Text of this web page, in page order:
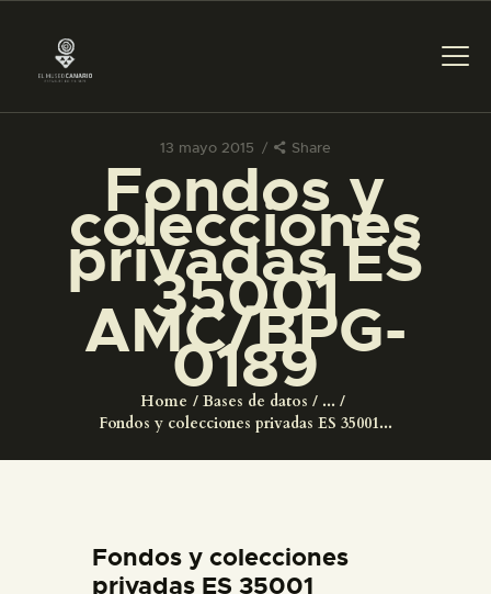
13 mayo 2015 Share
Fondos y
colecciones
privadas ES
35001
AMC/BPG-
0189
Home Bases de datos
...
Fondos y colecciones privadas ES 35001...
PREPARAR LA VISITA
ACTIVIDADES
█
EL MUSEO
ESPAÑOL
Fondos y colecciones
privadas ES 35001